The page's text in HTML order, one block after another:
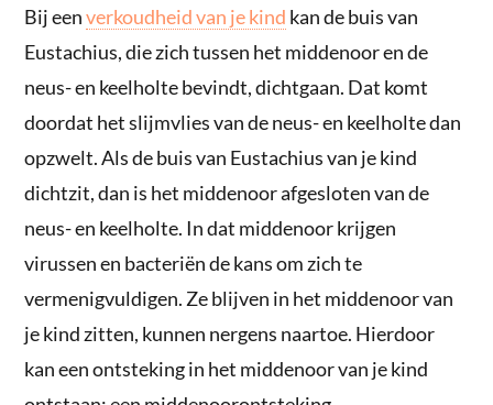
Bij eenverkoudheid van je kind kan de buis van
Eustachius, die zich tussen het middenoor en de
neus- en keelholte bevindt, dichtgaan. Dat komt
doordat het slijmvlies van de neus- en keelholte dan
opzwelt. Als de buis van Eustachius van je kind
dichtzit, dan is het middenoor afgesloten van de
neus- en keelholte. In dat middenoor krijgen
virussen en bacteriën de kans om zich te
vermenigvuldigen. Ze blijven in het middenoor van
je kind zitten, kunnen nergens naartoe. Hierdoor
kan een ontsteking in het middenoor van je kind